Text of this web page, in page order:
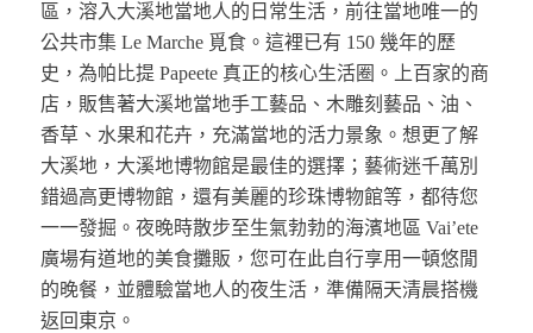
區，溶入大溪地當地人的日常生活，前往當地唯一的
公共市集 Le Marche 覓食。這裡已有 150 幾年的歷
史，為帕比提 Papeete 真正的核心生活圈。上百家的商
店，販售著大溪地當地手工藝品、木雕刻藝品、油、
香草、水果和花卉，充滿當地的活力景象。想更了解
大溪地，大溪地博物館是最佳的選擇；藝術迷千萬別
錯過高更博物館，還有美麗的珍珠博物館等，都待您
一一發掘。夜晚時散步至生氣勃勃的海濱地區 Vai’ete
廣場有道地的美食攤販，您可在此自行享用一頓悠閒
的晚餐，並體驗當地人的夜生活，準備隔天清晨搭機
返回東京。